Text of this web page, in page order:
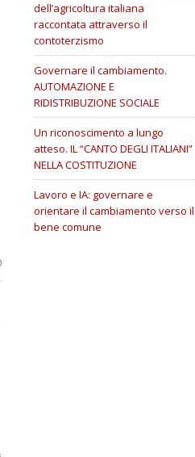
dell’agricoltura italiana
raccontata attraverso il
contoterzismo
Governare il cambiamento.
AUTOMAZIONE E
RIDISTRIBUZIONE SOCIALE
Un riconoscimento a lungo
atteso. IL “CANTO DEGLI ITALIANI”
NELLA COSTITUZIONE
Lavoro e IA: governare e
orientare il cambiamento verso il
bene comune